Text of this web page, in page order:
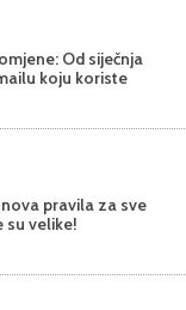
Od siječnja
koju koriste
pravila za sve
su velike!